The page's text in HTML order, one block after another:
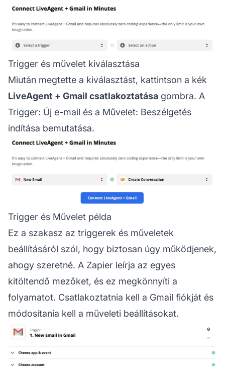
Trigger és művelet kiválasztása
Miután megtette a kiválasztást, kattintson a kék
LiveAgent + Gmail csatlakoztatása gombra. A
Trigger: Új e-mail és a Művelet: Beszélgetés
indítása bemutatása.
Trigger és Művelet példa
Ez a szakasz az triggerek és műveletek
beállításáról szól, hogy biztosan úgy működjenek,
ahogy szeretné. A Zapier leírja az egyes
kitöltendő mezőket, és ez megkönnyíti a
folyamatot. Csatlakoztatnia kell a Gmail fiókját és
módosítania kell a műveleti beállításokat.